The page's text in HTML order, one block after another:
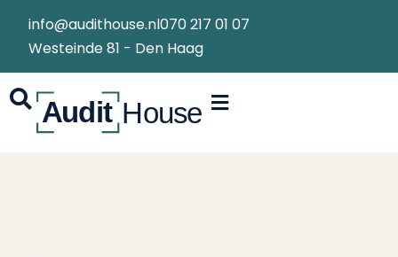
info@audithouse.nl070 217 01 07
Westeinde 81 - Den Haag